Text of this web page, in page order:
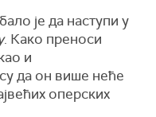
је да наступи у
. Како преноси
и
да он више неће
оперских